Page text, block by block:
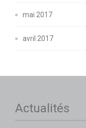
mai 2017
avril 2017
Actualités